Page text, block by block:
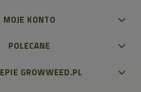
MOJE KONTO
POLECANE
GROWWEED.PL